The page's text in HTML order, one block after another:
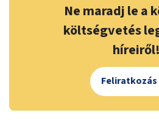
Ne maradj le a
költségvetés
híreiről!
Feliratkozás